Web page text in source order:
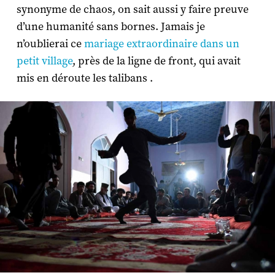
synonyme de chaos, on sait aussi y faire preuve
d’une humanité sans bornes. Jamais je
n’oublierai cemariage extraordinaire dans un
petit village, près de la ligne de front, qui avait
mis en déroute les talibans .